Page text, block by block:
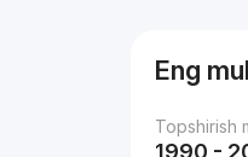
Eng
Topshirish
1990 -